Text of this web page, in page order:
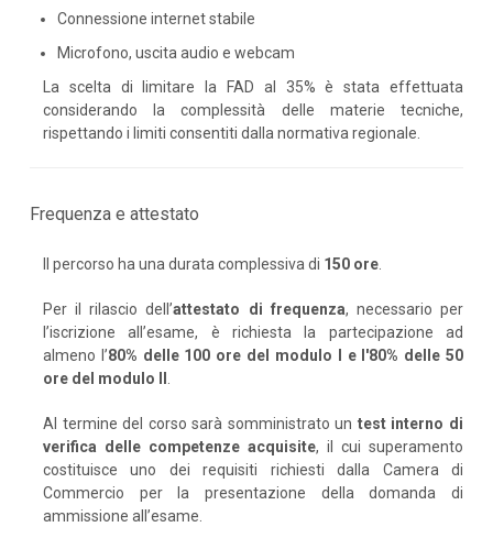
Connessione internet stabile
Microfono, uscita audio e webcam
La scelta di limitare la FAD al 35% è stata effettuata
considerando la complessità delle materie tecniche,
rispettando i limiti consentiti dalla normativa regionale.
Frequenza e attestato
Il percorso ha una durata complessiva di 150 ore
Per il rilascio dell’attestato di frequenza, necessario per
l’iscrizione all’esame, è richiesta la partecipazione ad
almeno l’80% delle 100 ore del modulo I e l'80% delle 50
ore del modulo II
Al termine del corso sarà somministrato un test interno di
verifica delle competenze acquisite, il cui superamento
costituisce uno dei requisiti richiesti dalla Camera di
Commercio per la presentazione della domanda di
ammissione all’esame.